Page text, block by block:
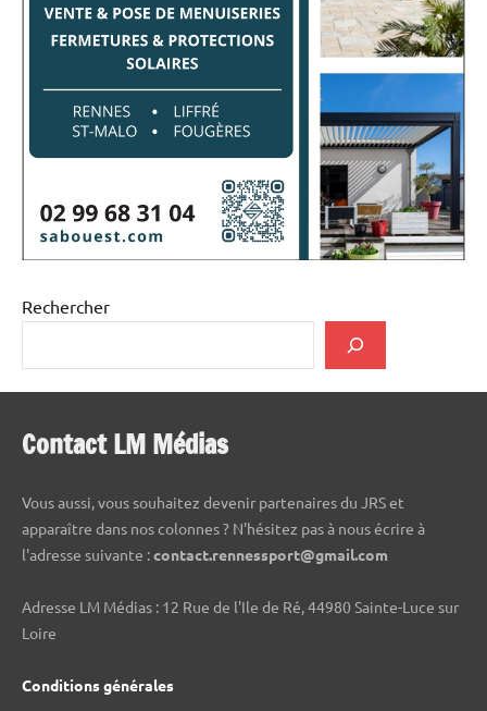
Rechercher
Contact LM Médias
Vous aussi, vous souhaitez devenir partenaires du JRS et
apparaître dans nos colonnes ? N'hésitez pas à nous écrire à
l'adresse suivante :contact.rennessport@gmail.com
Adresse LM Médias : 12 Rue de l'Ile de Ré, 44980 Sainte-Luce sur
Loire
Conditions générales